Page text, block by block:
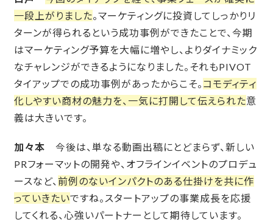
一段上がりました。マーケティングに投資してしっかりリ
ターンが得られるという成功事例ができたことで、今期
はマーケティング予算を大幅に増やし、よりダイナミック
なチャレンジができるようになりました。それもPIVOT
タイアップでの成功事例があったからこそ。 コモディティ
化しやすい商材の魅力を、一気に打開して伝えられた意
義は大きいです。
加々本 今後は、単なる動画出稿にとどまらず、新しい
PRフォーマットの開発や、オフラインイベントのプロデュ
ースなど、 前例のないインパクトのある仕掛けを共に作
っていきたいですね。スタートアップの事業成長を応援
してくれる、心強いパートナーとして期待しています。